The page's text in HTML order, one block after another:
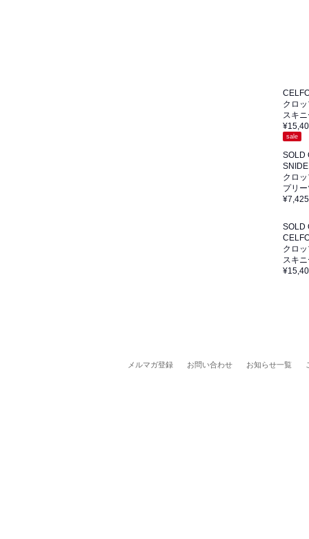
クロ
スキ
sale
SOLD
クロ
プリ
¥7,425
SOLD
クロ
スキ
メルマガ登録 お問い合わせ お知らせ一覧